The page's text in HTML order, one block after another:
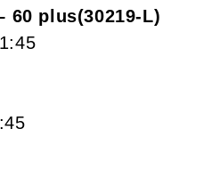
60 plus 30219-L